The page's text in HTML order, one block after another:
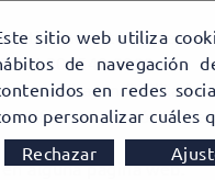
no esté
EN 301549:2022
no se hayan facilitado
el propósito de
alguna página web.
sitio web utiliza
de navegación
en redes
personalizar cuáles
Rechazar